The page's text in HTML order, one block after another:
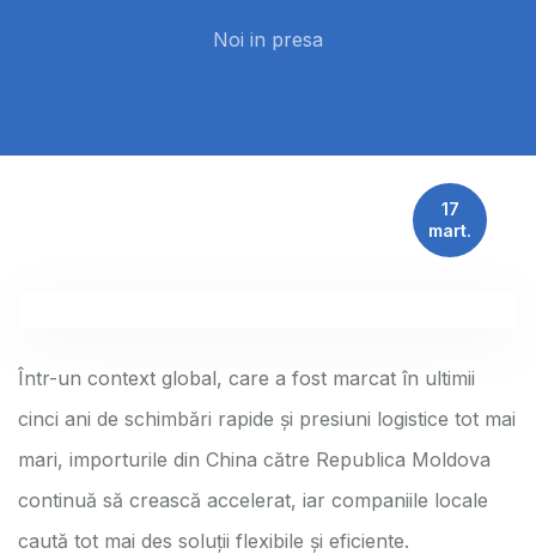
Noi in presa
17
mart.
Într-un context global, care a fost marcat în ultimii
cinci ani de schimbări rapide și presiuni logistice tot mai
mari, importurile din China către Republica Moldova
continuă să crească accelerat, iar companiile locale
caută tot mai des soluții flexibile și eficiente.